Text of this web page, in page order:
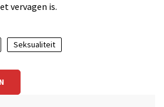
vervagen is.
Seksualiteit